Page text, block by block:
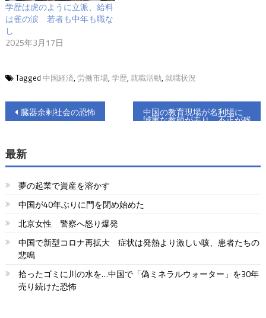
学歴は虎のように立派、給料
は雀の涙 若者も中年も職な
し
2025年3月17日
Tagged 中国経済, 労働市場, 学歴, 就職活動, 就職状況
投
ナ
ビ
ゲ
ー
シ
ョ
ン
臓器余剰社会の恐怖 中国の教育現場が名利場に
誠実な教師が去り、不正が残
最新
夢の起業で資産を溶かす
中国が40年ぶりに門を閉め始めた
北京女性 警察へ怒り爆発
中国で新型コロナ再拡大 症状は発熱より激しい咳、患者たちの
悲鳴
拾ったゴミに川の水を…中国で「偽ミネラルウォーター」を30年
売り続けた恐怖